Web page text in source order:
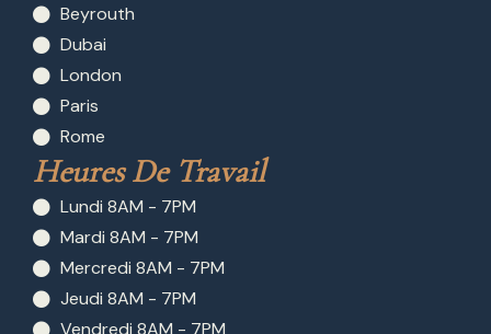
Beyrouth
Dubai
London
Paris
Rome
Heures De Travail
Lundi 8AM - 7PM
Mardi 8AM - 7PM
Mercredi 8AM - 7PM
Jeudi 8AM - 7PM
Vendredi 8AM - 7PM